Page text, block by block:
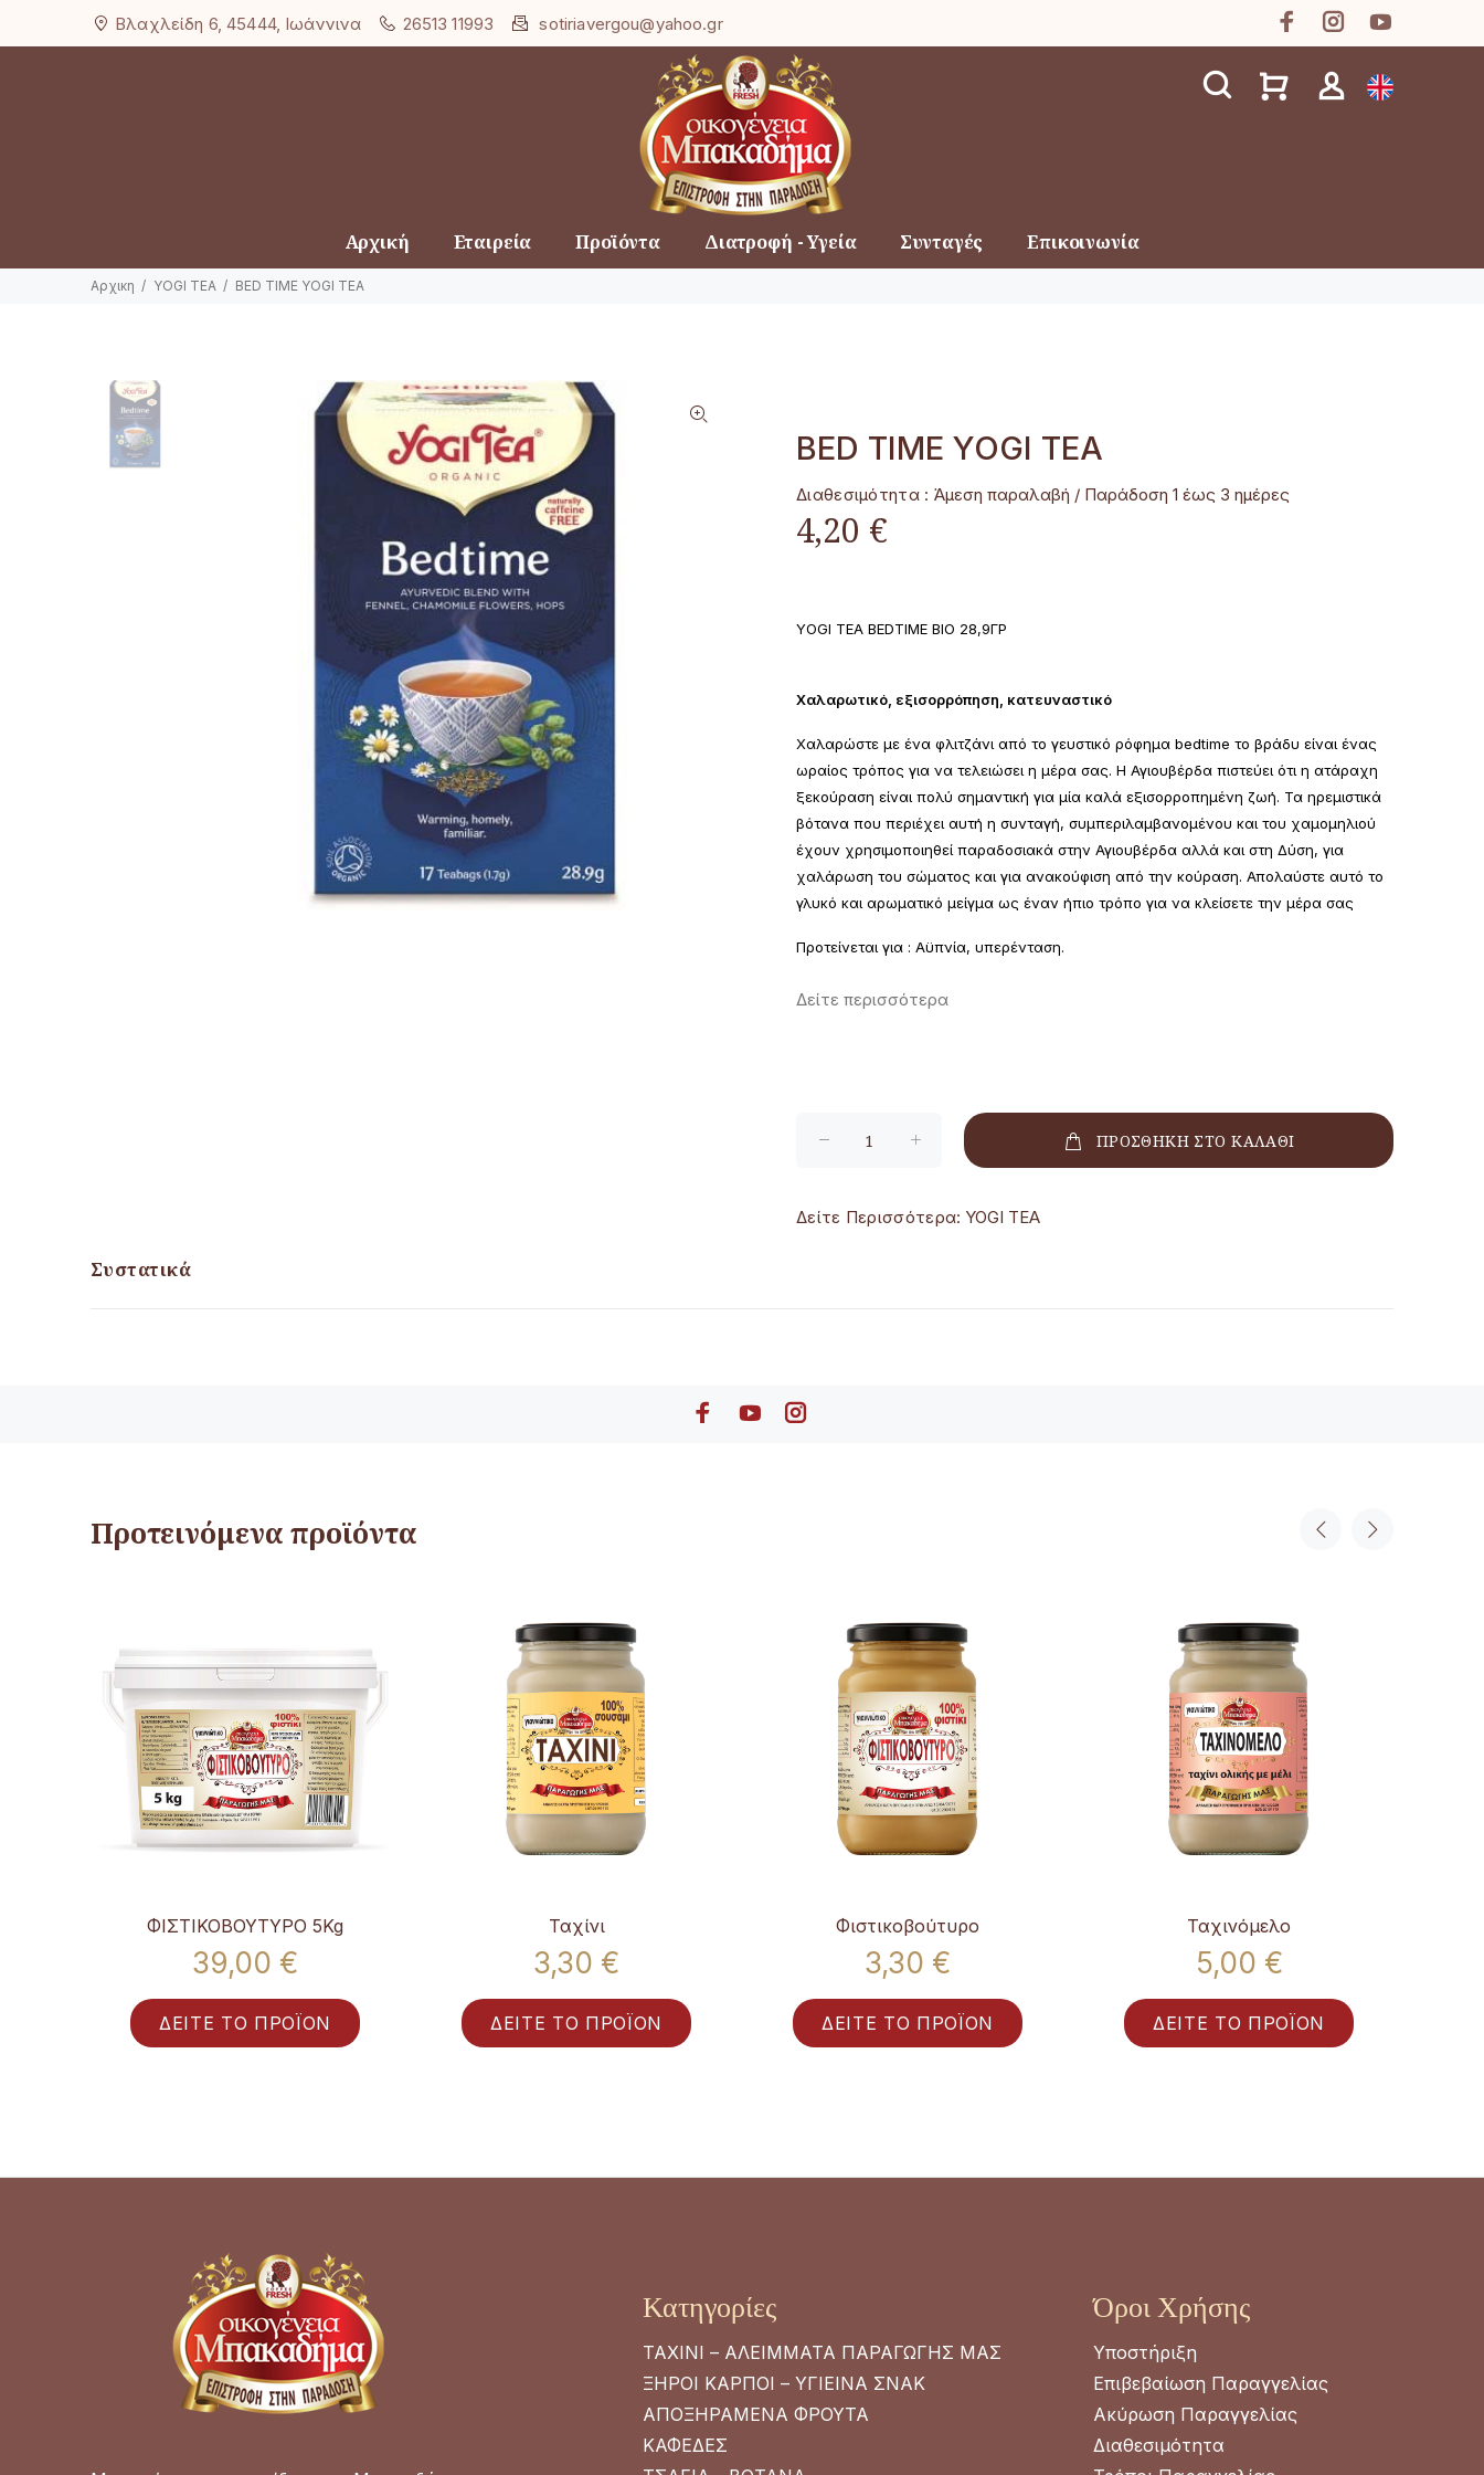
Βλαχλείδη 6, 45444, Ιωάννινα 26513 11993 sotiriavergou@yahoo.gr
Αρχική Εταιρεία Προϊόντα Διατροφή - Υγεία Συνταγές Επικοινωνία
Αρχικη YOGI TEA BED TIME YOGI TEA
BED TIME YOGI TEA
Διαθεσιμότητα : Άμεση παραλαβή / Παράδoση 1 έως 3 ημέρες
4,20 €
YOGI TEA BEDTIME ΒΙΟ 28,9ΓΡ
Χαλαρωτικό, εξισορρόπηση, κατευναστικό
Χαλαρώστε με ένα φλιτζάνι από το γευστικό ρόφημα bedtime το βράδυ είναι ένας
ωραίος τρόπος για να τελειώσει η μέρα σας. Η Αγιουβέρδα πιστεύει ότι η ατάραχη
ξεκούραση είναι πολύ σημαντική για μία καλά εξισορροπημένη ζωή. Τα ηρεμιστικά
βότανα που περιέχει αυτή η συνταγή, συμπεριλαμβανομένου και του χαμομηλιού
έχουν χρησιμοποιηθεί παραδοσιακά στην Αγιουβέρδα αλλά και στη Δύση, για
χαλάρωση του σώματος και για ανακούφιση από την κούραση. Απολαύστε αυτό το
γλυκό και αρωματικό μείγμα ως έναν ήπιο τρόπο για να κλείσετε την μέρα σας
Προτείνεται για : Αϋπνία, υπερένταση.
Δείτε περισσότερα
ΠΡΟΣΘΗΚΗ ΣΤΟ ΚΑΛΑΘΙ
Δείτε Περισσότερα: YOGI TEA
Συστατικά
Προτεινόμενα προϊόντα
ΦΙΣΤΙΚΟΒΟΥΤΥΡΟ 5Kg
39,00 €
ΔΕΙΤΕ ΤΟ ΠΡΟΪΟΝ
Ταχίνι
3,30 €
ΔΕΙΤΕ ΤΟ ΠΡΟΪΟΝ
Φιστικοβούτυρο
3,30 €
ΔΕΙΤΕ ΤΟ ΠΡΟΪΟΝ
Ταχινόμελο
5,00 €
ΔΕΙΤΕ ΤΟ ΠΡΟΪΟΝ
Κατηγορίες
ΤΑΧΙΝΙ – ΑΛΕΙΜΜΑΤΑ ΠΑΡΑΓΩΓΗΣ ΜΑΣ
ΞΗΡΟΙ ΚΑΡΠΟΙ – ΥΓΙΕΙΝΑ ΣΝΑΚ
ΑΠΟΞΗΡΑΜΕΝΑ ΦΡΟΥΤΑ
ΚΑΦΕΔΕΣ
Όροι Χρήσης
Υποστήριξη
Επιβεβαίωση Παραγγελίας
Ακύρωση Παραγγελίας
Διαθεσιμότητα